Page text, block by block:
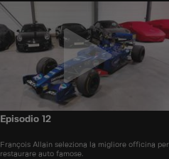
Episodio 12
François Allain seleziona la migliore officina per
restaurare auto famose.